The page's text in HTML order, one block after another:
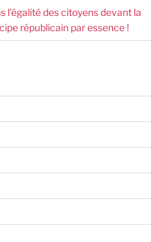
l’égalité des citoyens devant la
républicain par essence !